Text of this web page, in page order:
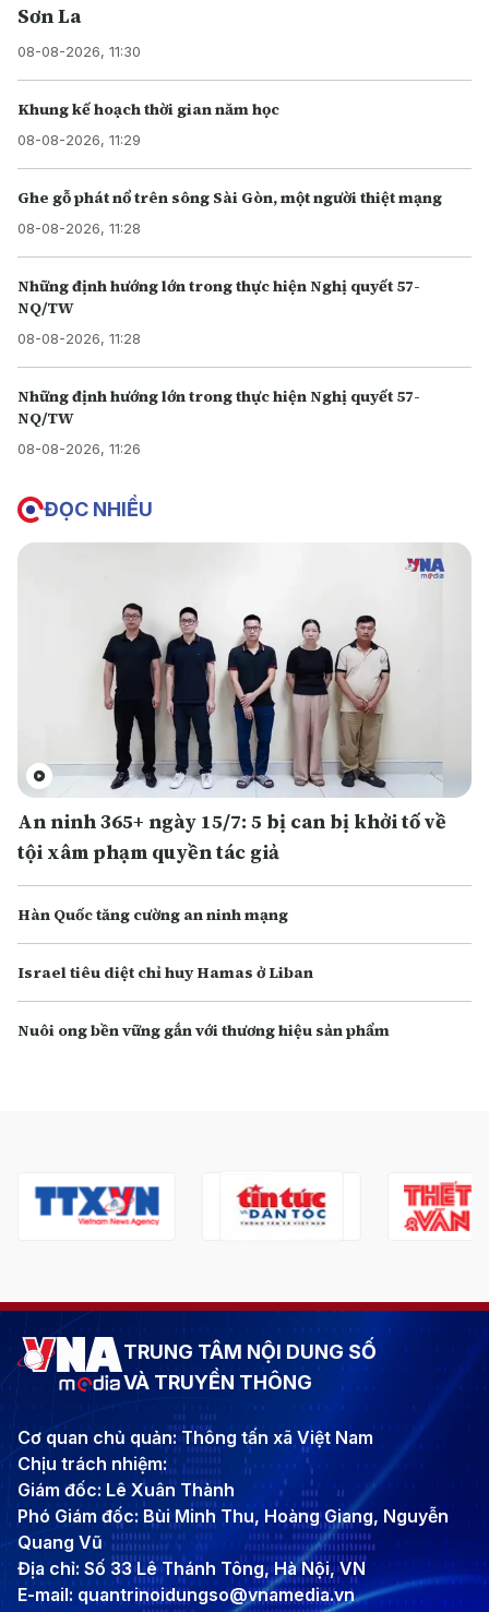
Sơn La
08-08-2026, 11:30
Khung kế hoạch thời gian năm học
08-08-2026, 11:29
Ghe gỗ phát nổ trên sông Sài Gòn, một người thiệt mạng
08-08-2026, 11:28
Những định hướng lớn trong thực hiện Nghị quyết 57-
NQ/TW
08-08-2026, 11:28
Những định hướng lớn trong thực hiện Nghị quyết 57-
NQ/TW
08-08-2026, 11:26
ĐỌC NHIỀU
An ninh 365+ ngày 15/7: 5 bị can bị khởi tố về
tội xâm phạm quyền tác giả
Hàn Quốc tăng cường an ninh mạng
Israel tiêu diệt chỉ huy Hamas ở Liban
Nuôi ong bền vững gắn với thương hiệu sản phẩm
TRUNG TÂM NỘI DUNG SỐ
VÀ TRUYỀN THÔNG
Cơ quan chủ quản: Thông tấn xã Việt Nam
Chịu trách nhiệm:
Giám đốc: Lê Xuân Thành
Phó Giám đốc: Bùi Minh Thu, Hoàng Giang, Nguyễn
Quang Vũ
Địa chỉ: Số 33 Lê Thánh Tông, Hà Nội, VN
E-mail: quantrinoidungso@vnamedia.vn